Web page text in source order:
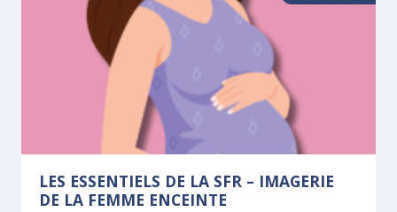
LES ESSENTIELS DE LA SFR – IMAGERIE
DE LA FEMME ENCEINTE